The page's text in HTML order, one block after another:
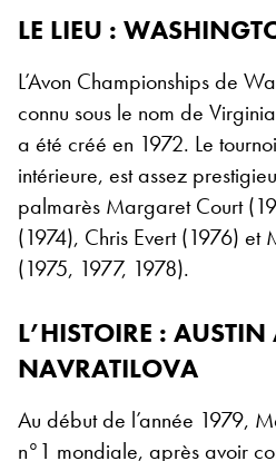
LE LIEU :
L’Avon Championships de
connu sous le nom de
a été créé en 1972. Le
intérieure, est assez
palmarès Margaret Court
(1974), Chris Evert (1976)
(1975, 1977, 1978).
L’HISTOIRE :
NAVRATILOVA
Au début de l’année 1979,
n°1 mondiale, après avoir